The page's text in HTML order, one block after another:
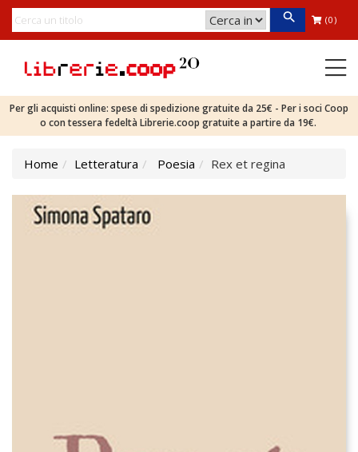
(0)
Per gli acquisti online: spese di spedizione gratuite da 25€ - Per i soci Coop
o con tessera fedeltà Librerie.coop gratuite a partire da 19€.
Home Letteratura Poesia Rex et regina